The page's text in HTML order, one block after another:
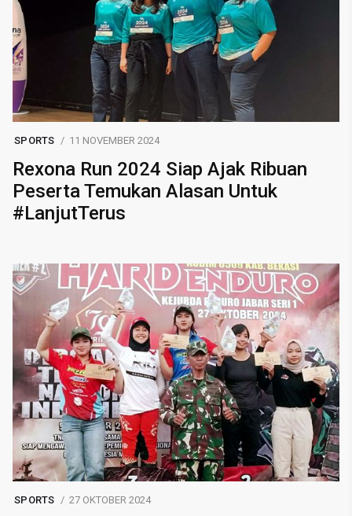
SPORTS 11 NOVEMBER 2024
Rexona Run 2024 Siap Ajak Ribuan
Peserta Temukan Alasan Untuk
#LanjutTerus
SPORTS 27 OKTOBER 2024